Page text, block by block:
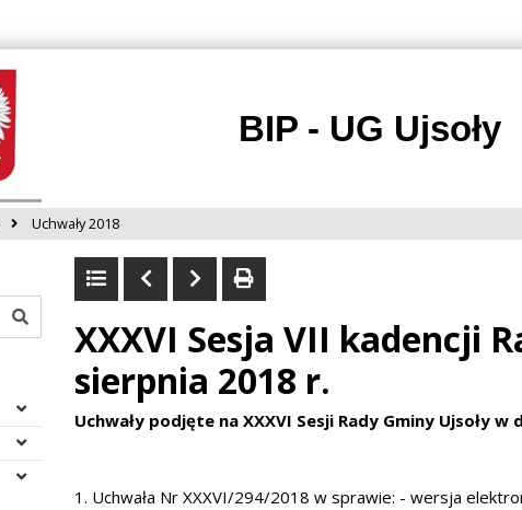
BIP - UG Ujsoły
Uchwały 2018
Szukaj XXXVI Sesja VII kadencji
sierpnia 2018 r.
Uchwały podjęte na XXXVI Sesji Rady Gminy Ujsoły
1. Uchwała Nr XXXVI/294/2018 w sprawie: - wersja